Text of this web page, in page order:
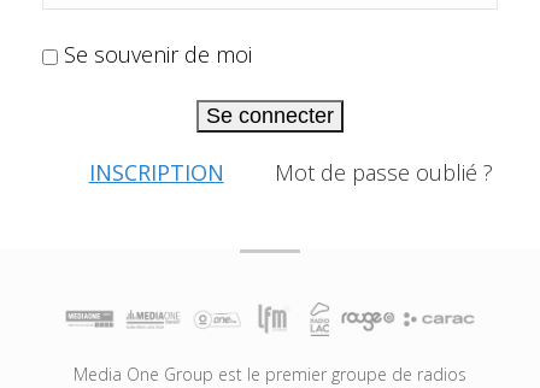
Se souvenir de moi
Se connecter
INSCRIPTION Mot de passe oublié ?
Media One Group est le premier groupe de radios